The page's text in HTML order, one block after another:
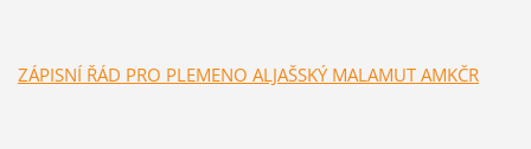
ZÁPISNÍ ŘÁD PRO PLEMENO ALJAŠSKÝ MALAMUT AMKČR